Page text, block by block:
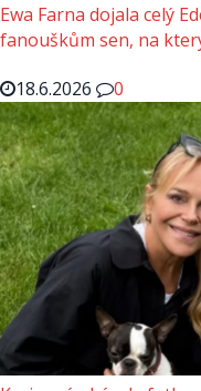
Ewa Farna dojala celý
fanouškům sen, na
18.6.2026
0